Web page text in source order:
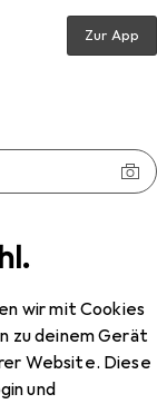
wir mit Cookies
zu deinem Gerät
Website. Diese
und
Zur App